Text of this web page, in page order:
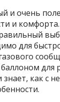
и очень
и
для
для
как с